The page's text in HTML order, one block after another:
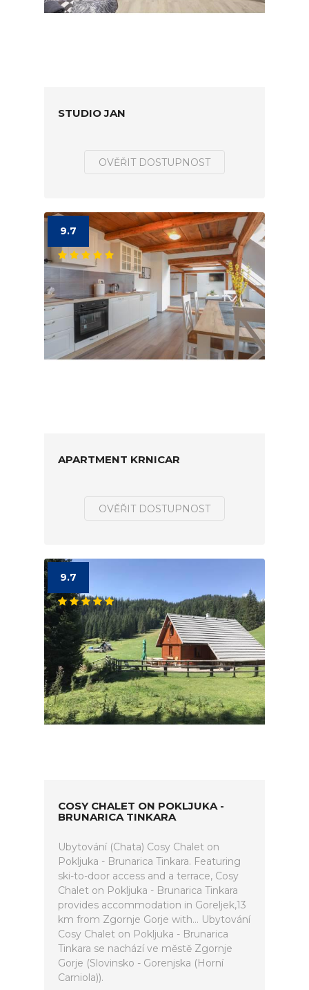
STUDIO JAN
OVĚŘIT DOSTUPNOST
9.7
APARTMENT KRNICAR
OVĚŘIT DOSTUPNOST
9.7
COSY CHALET ON POKLJUKA -
BRUNARICA TINKARA
Ubytování (Chata) Cosy Chalet on
Pokljuka - Brunarica Tinkara. Featuring
ski-to-door access and a terrace, Cosy
Chalet on Pokljuka - Brunarica Tinkara
provides accommodation in Goreljek,13
km from Zgornje Gorje with... Ubytování
Cosy Chalet on Pokljuka - Brunarica
Tinkara se nachází ve městě Zgornje
Gorje (Slovinsko - Gorenjska (Horní
Carniola)).